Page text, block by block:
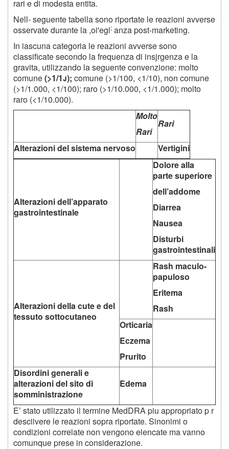
rari e di modesta entita.
Nell- seguente tabella sono riportate le reazioni avverse
osservate durante la ,oi'egl; anza post-marketing.
In iascuna categoria le reazioni avverse sono
classificate secondo la frequenza di insjrgenza e la
gravita, utilizzando la seguente convenzione: molto
comune(>1/1j); comune (>1/100, <1/10), non comune
(>1/1.000, <1/100); raro (>1/10.000, <1/1.000); molto
raro (<1/10.000).
Molto
Rari
Rari
Alterazioni del sistema nervoso Vertigini
Alterazioni dell’apparato
gastrointestinale
Dolore alla
parte superiore
dell’addome
Diarrea
Nausea
Disturbi
gastrointestinali
Alterazioni della cute e del
tessuto sottocutaneo
Rash maculo-
papuloso
Eritema
Rash
Orticaria
Eczema
Prurito
Disordini generali e
alterazioni del sito di
somministrazione
Edema
E’ stato utilizzato il termine MedDRA piu appropriato p r
desciivere le reazioni sopra riportate. Sinonimi o
condizioni correlate non vengono elencate ma vanno
comunque prese in considerazione.